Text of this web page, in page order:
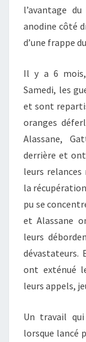
l’avantage
anodine côté
d’une frappe
Il y a 6 mois,
Samedi, les
et sont
oranges
Alassane,
derrière et
leurs relances
la
pu se
et Alassane
leurs
ont exténué
leurs appels,
Un travail qui
lorsque lancé